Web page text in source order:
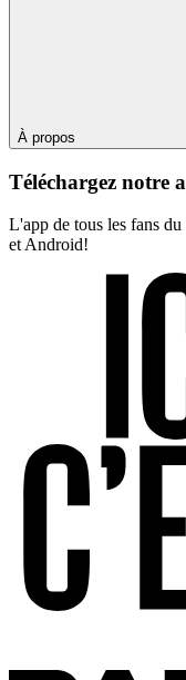
À propos
Téléchargez notre
L'app de tous les fans
et Android!